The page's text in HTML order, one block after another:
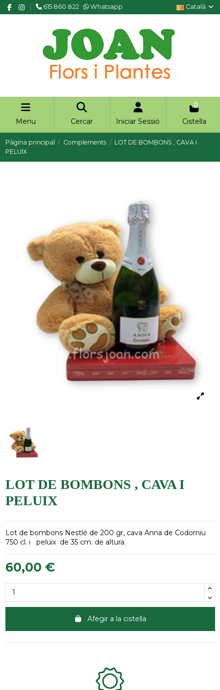
615 860 822 Whatsapp Català
Menu Cercar Iniciar Sessió
0
Cistella
Pàgina principal Complements
LOT DE BOMBONS , CAVA I
PELUIX
LOT DE BOMBONS , CAVA I
PELUIX
Lot de bombons Nestlé de 200 gr, cava Anna de Codorniu
750 cl. i peluix de 35 cm. de altura.
60,00 €
Afegir a la cistella